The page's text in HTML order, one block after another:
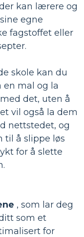
kan lærere og
egne
fagstoffet eller
skole kan du
mal og la
det, uten å
vil også la dem
nettstedet, og
til å slippe løs
for å slette
, som lar deg
som et
for